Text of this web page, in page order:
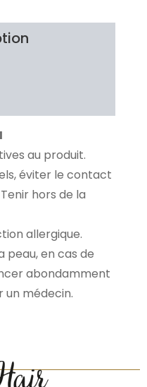
au produit.
éviter le contact
hors de la
allergique.
peau, en cas de
abondamment
un médecin.